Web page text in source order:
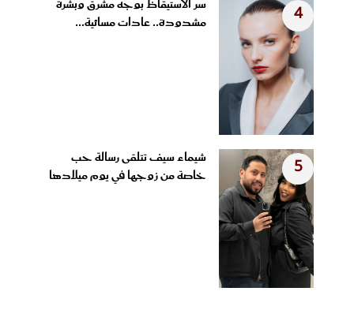
4
سر الاستيقاظ بوجه مشرق وبشرة
مشدودة.. عادات مسائية...
5
شيماء سيف تتلقى رسالة حب
خاصة من زوجها في يوم ميلادها